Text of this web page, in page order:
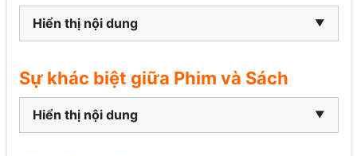
Hiển thị nội dung
Sự khác biệt giữa Phim và Sách
Hiển thị nội dung